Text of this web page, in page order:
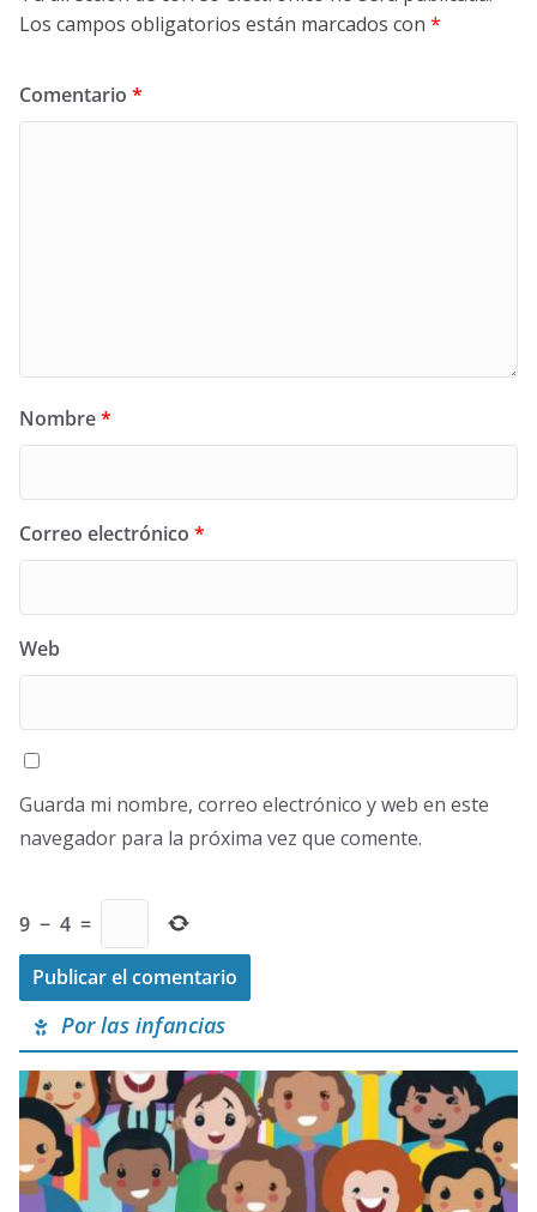
Los campos obligatorios están marcados con *
Comentario *
Nombre*
Correo electrónico *
Web
Guarda mi nombre, correo electrónico y web en este
navegador para la próxima vez que comente.
9 − 4 =
Por las infancias